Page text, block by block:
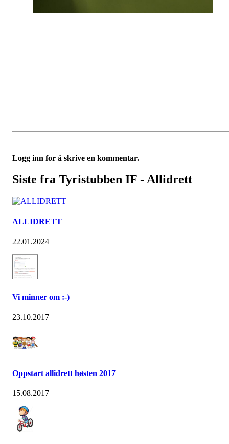
Logg inn for å skrive en kommentar.
Siste fra Tyristubben IF - Allidrett
ALLIDRETT
22.01.2024
Vi minner om :-)
23.10.2017
Oppstart allidrett høsten 2017
15.08.2017